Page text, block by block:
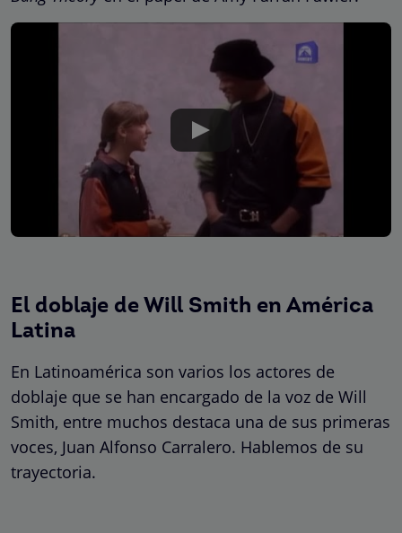
El doblaje de Will Smith en América
Latina
En Latinoamérica son varios los actores de
doblaje que se han encargado de la voz de Will
Smith, entre muchos destaca una de sus primeras
voces, Juan Alfonso Carralero. Hablemos de su
trayectoria.